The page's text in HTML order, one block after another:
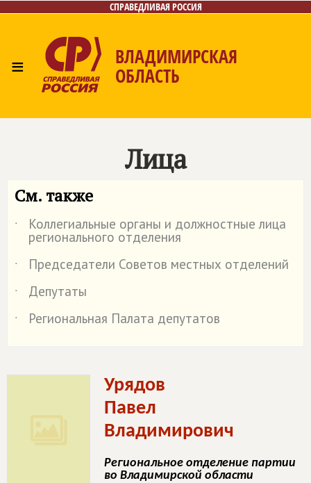
СПРАВЕДЛИВАЯ РОССИЯ
≡ ВЛАДИМИРСКАЯ
ОБЛАСТЬ
Контакты
Лица
См. также
˙ Коллегиальные органы и должностные лица
регионального отделения
˙
Председатели Советов местных отделений
˙
Депутаты
˙
Региональная Палата депутатов
Урядов
Павел
Владимирович
Региональное отделение партии
во Владимирской области